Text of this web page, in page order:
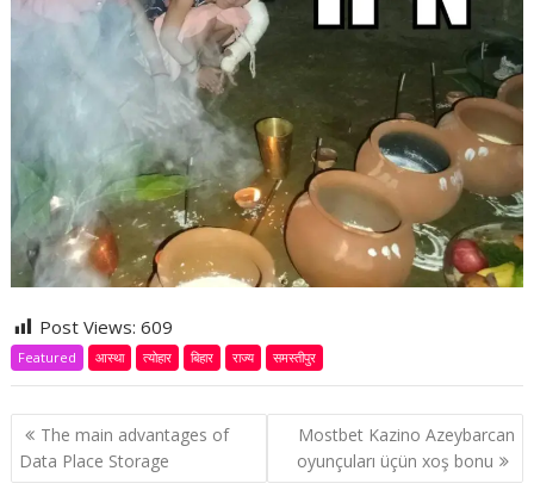
Post Views:609
Featured आस्था त्योहार बिहार राज्य समस्तीपुर
P
o
The main advantages of
Data Place Storage
Mоstbеt Kаzinо Аzеybаrсаn
оyunçulаrı üçün xоş bоnu